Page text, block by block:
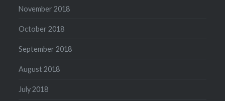
November 2018
October 2018
September 2018
August 2018
July 2018